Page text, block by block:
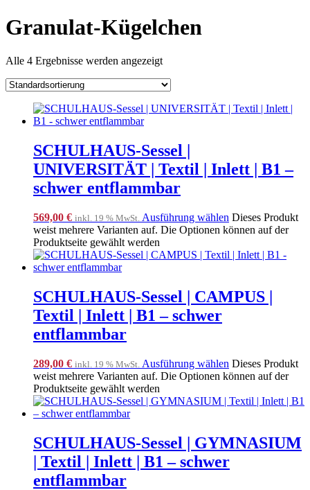
Granulat-Kügelchen
Alle 4 Ergebnisse werden angezeigt
SCHULHAUS-Sessel |
UNIVERSITÄT | Textil | Inlett | B1 –
schwer entflammbar
569,00 € inkl. 19 % MwSt. Ausführung wählen Dieses Produkt
weist mehrere Varianten auf. Die Optionen können auf der
Produktseite gewählt werden
SCHULHAUS-Sessel | CAMPUS |
Textil | Inlett | B1 – schwer
entflammbar
289,00 € inkl. 19 % MwSt. Ausführung wählen Dieses Produkt
weist mehrere Varianten auf. Die Optionen können auf der
Produktseite gewählt werden
SCHULHAUS-Sessel | GYMNASIUM
| Textil | Inlett | B1 – schwer
entflammbar